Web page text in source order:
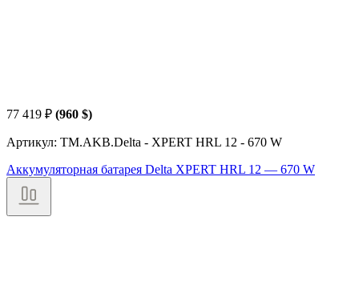
77 419 ₽ (960 $)
Артикул: TM.AKB.Delta - XPERT HRL 12 - 670 W
Аккумуляторная батарея Delta XPERT HRL 12 — 670 W